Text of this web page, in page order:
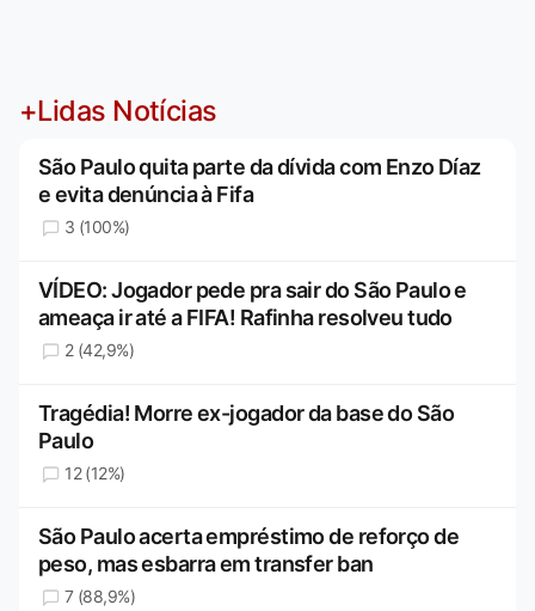
+Lidas Notícias
São Paulo quita parte da dívida com Enzo Díaz
e evita denúncia à Fifa
3 (100%)
VÍDEO: Jogador pede pra sair do São Paulo e
ameaça ir até a FIFA! Rafinha resolveu tudo
2 (42,9%)
Tragédia! Morre ex-jogador da base do São
Paulo
12 (12%)
São Paulo acerta empréstimo de reforço de
peso, mas esbarra em transfer ban
7 (88,9%)